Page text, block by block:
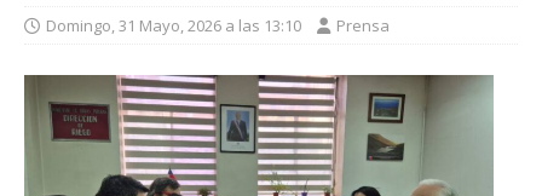
Domingo, 31 Mayo, 2026 a las 13:10 Prensa